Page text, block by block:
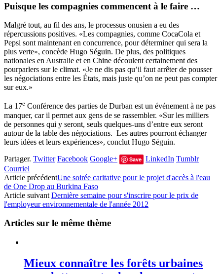
Puisque les compagnies commencent à le faire …
Malgré tout, au fil des ans, le processus onusien a eu des
répercussions positives. «Les compagnies, comme CocaCola et
Pepsi sont maintenant en concurrence, pour déterminer qui sera la
plus verte», concède Hugo Séguin. De plus, des politiques
nationales en Australie et en Chine découlent certainement des
pourparlers sur le climat. «Je ne dis pas qu’il faut arrêter de pousser
les négociations entre les États, mais juste qu’on ne peut pas compter
sur eux.»
La 17e Conférence des parties de Durban est un événement à ne pas
manquer, car il permet aux gens de se rassembler. «Sur les milliers
de personnes qui y seront, seuls quelques-uns d’entre eux seront
autour de la table des négociations. Les autres pourront échanger
leurs idées et leurs expériences», conclut Hugo Séguin.
Partager. Twitter Facebook Google+ Save LinkedIn Tumblr
Courriel
Article précédentUne soirée caritative pour le projet d'accès à l'eau
de One Drop au Burkina Faso
Article suivant Dernière semaine pour s'inscrire pour le prix de
l'employeur environnementale de l'année 2012
Articles sur le même thème
Mieux connaître les forêts urbaines